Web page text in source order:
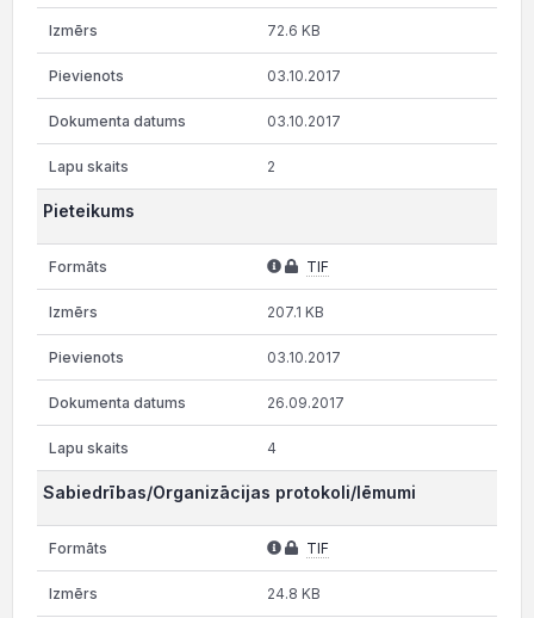
72.6 KB
03.10.2017
03.10.2017
2
Pieteikums
TIF
207.1 KB
03.10.2017
26.09.2017
4
Sabiedrības/Organizācijas protokoli/lēmumi
TIF
24.8 KB